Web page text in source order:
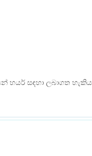
හයර් සඳහා ලබාගත හැකිය